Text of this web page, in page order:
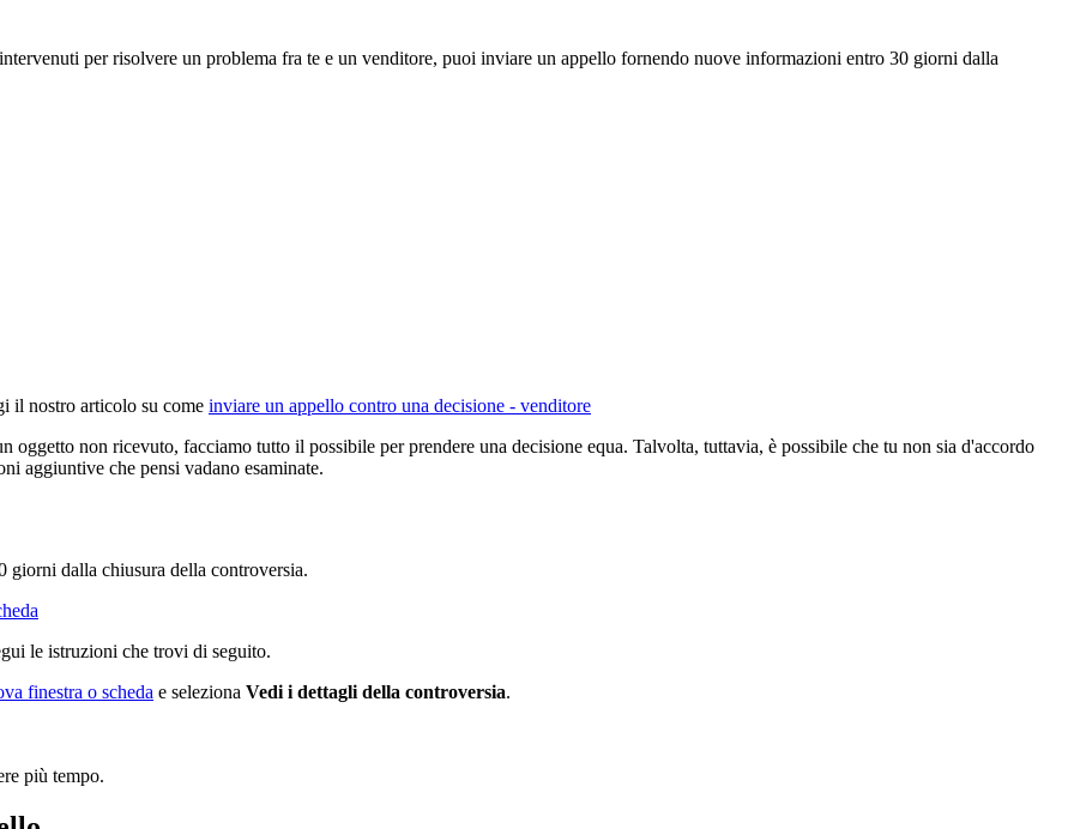
per risolvere un problema fra te e un venditore, puoi inviare un appello fornendo nuove informazioni entro 30 giorni dalla
il nostro articolo su come inviare un appello contro una decisione - venditore
oggetto non ricevuto, facciamo tutto il possibile per prendere una decisione equa. Talvolta, tuttavia, è possibile che tu non sia d'accordo
aggiuntive che pensi vadano esaminate.
giorni dalla chiusura della controversia.
le istruzioni che trovi di seguito.
finestra o scheda e seleziona Vedi i dettagli della controversia.
più tempo.